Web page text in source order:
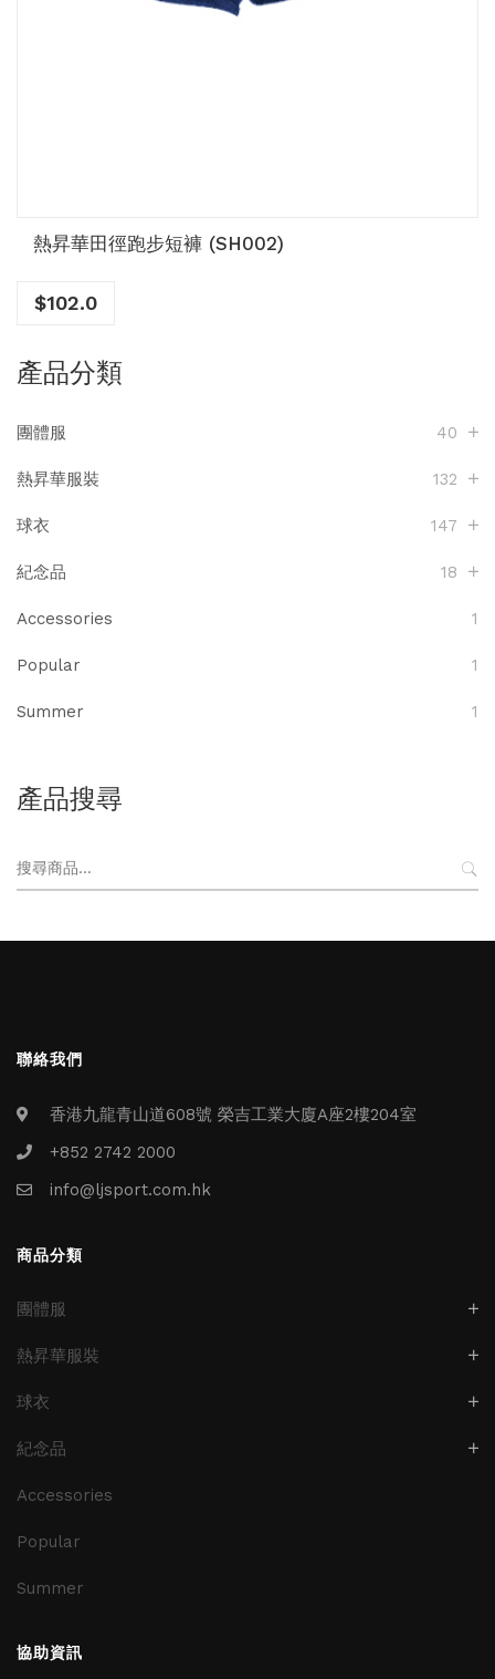
熱昇華田徑跑步短褲 (SH002)
$102.0
產品分類
團體服 40
熱昇華服裝 132
球衣 147
紀念品 18
Accessories 1
Popular 1
Summer 1
產品搜尋
搜
尋
聯絡我們
香港九龍青山道608號 榮吉工業大廈A座2樓204室
+852 2742 2000
info@ljsport.com.hk
商品分類
團體服
熱昇華服裝
球衣
紀念品
Accessories
Popular
Summer
協助資訊